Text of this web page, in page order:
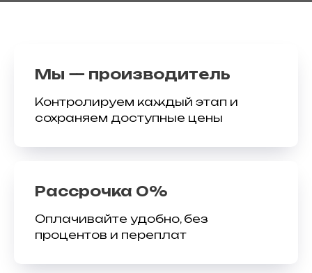
Мы — производитель
Контролируем каждый этап и
сохраняем доступные цены
Рассрочка 0%
Оплачивайте удобно, без
процентов и переплат